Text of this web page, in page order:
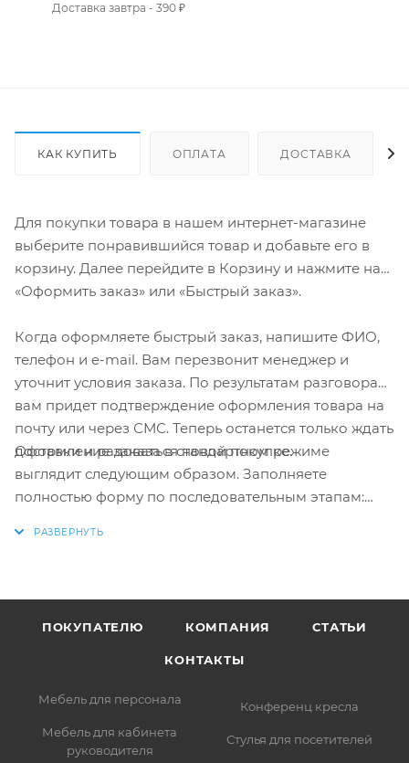
Доставка завтра - 390 ₽
КАК КУПИТЬ ОПЛАТА ДОСТАВКА
Для покупки товара в нашем интернет-магазине
выберите понравившийся товар и добавьте его в
корзину. Далее перейдите в Корзину и нажмите на
«Оформить заказ» или «Быстрый заказ».
Когда оформляете быстрый заказ, напишите ФИО,
телефон и e-mail. Вам перезвонит менеджер и
уточнит условия заказа. По результатам разговора
вам придет подтверждение оформления товара на
почту или через СМС. Теперь останется только ждать
доставки и радоваться новой покупке.
Оформление заказа в стандартном режиме
выглядит следующим образом. Заполняете
полностью форму по последовательным этапам:
ПОКУПАТЕЛЮ КОМПАНИЯ СТАТЬИ
КОНТАКТЫ
Мебель для персонала
Мебель для кабинета
руководителя
Конференц кресла
Стулья для посетителей